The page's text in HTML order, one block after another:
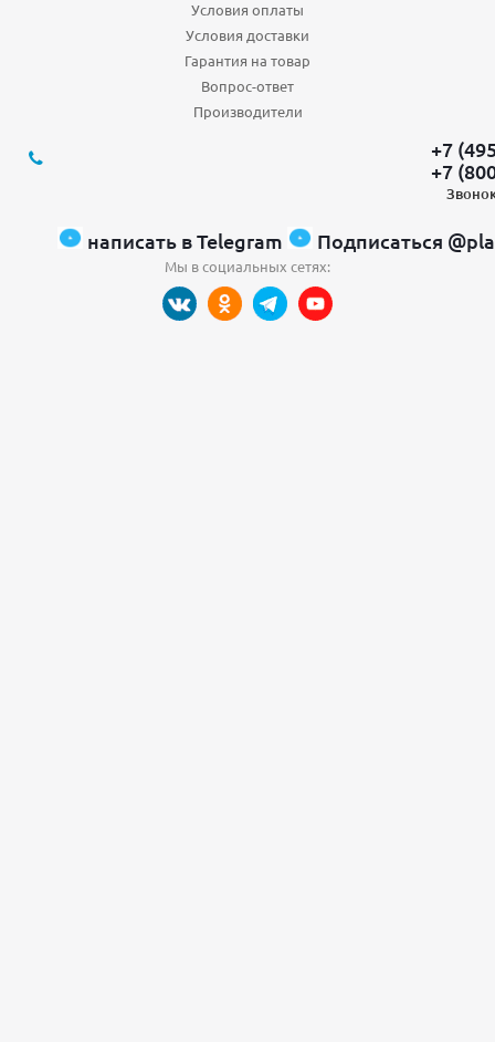
Условия оплаты
Условия доставки
Гарантия на товар
Вопрос-ответ
Производители
+7
+7
написать в Telegram Подписаться
Мы в социальных сетях: